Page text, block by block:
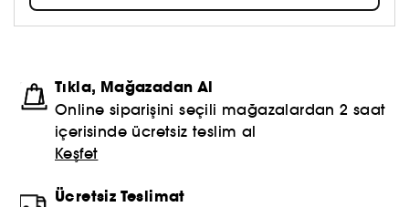
Tıkla, Mağazadan Al
Online siparişini seçili mağazalardan 2 saat
içerisinde ücretsiz teslim al
Keşfet
Ücretsiz Teslimat